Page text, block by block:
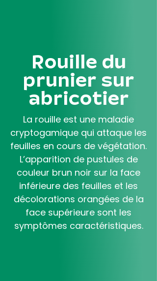
Rouille du
prunier sur
abricotier
La rouille est une maladie
cryptogamique qui attaque les
feuilles en cours de végétation.
L’apparition de pustules de
couleur brun noir sur la face
inférieure des feuilles et les
décolorations orangées de la
face supérieure sont les
symptômes caractéristiques.